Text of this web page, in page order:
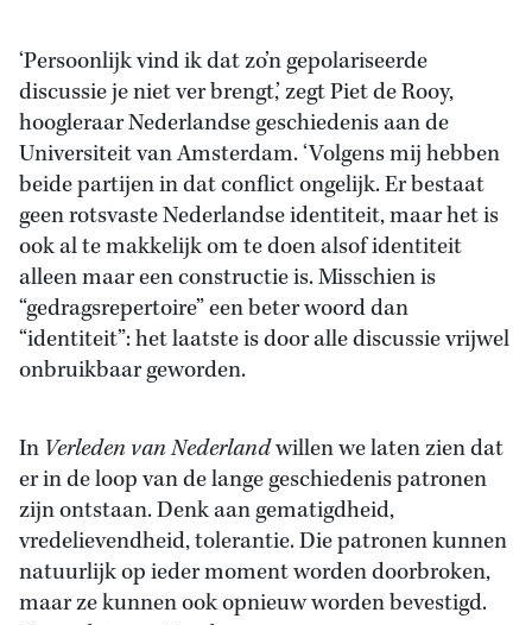
‘Persoonlijk vind ik dat zo’n gepolariseerde
discussie je niet ver brengt,’ zegt Piet de Rooy,
hoogleraar Nederlandse geschiedenis aan de
Universiteit van Amsterdam. ‘Volgens mij hebben
beide partijen in dat conflict ongelijk. Er bestaat
geen rotsvaste Nederlandse identiteit, maar het is
ook al te makkelijk om te doen alsof identiteit
alleen maar een constructie is. Misschien is
“gedragsrepertoire” een beter woord dan
“identiteit”: het laatste is door alle discussie vrijwel
onbruikbaar geworden.
In Verleden van Nederlandwillen we laten zien dat
er in de loop van de lange geschiedenis patronen
zijn ontstaan. Denk aan gematigdheid,
vredelievendheid, tolerantie. Die patronen kunnen
natuurlijk op ieder moment worden doorbroken,
maar ze kunnen ook opnieuw worden bevestigd.